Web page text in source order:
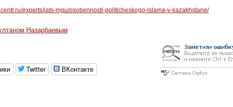
experts/iats-mgu/osobennosti-politicheskogo-islama-v-kazakhstane/
Назарбаевым
Twitter ВКонтакте